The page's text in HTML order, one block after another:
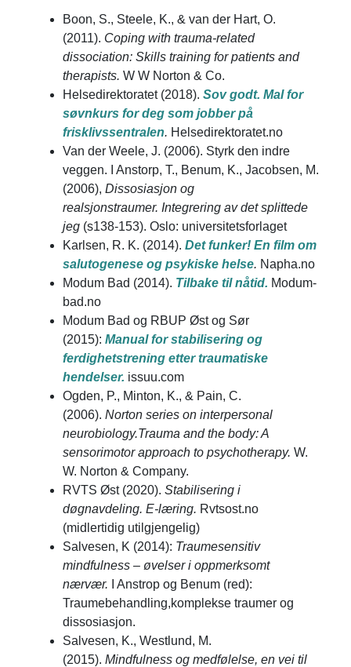
Boon, S., Steele, K., & van der Hart, O.
(2011). Coping with trauma-related
dissociation: Skills training for patients and
therapists. W W Norton & Co.
Helsedirektoratet (2018). Sov godt. Mal for
søvnkurs for deg som jobber på
frisklivssentralen. Helsedirektoratet.no
Van der Weele, J. (2006). Styrk den indre
veggen. I Anstorp, T., Benum, K., Jacobsen, M.
(2006), Dissosiasjon og
realsjonstraumer. Integrering av det splittede
jeg (s138-153). Oslo: universitetsforlaget
Karlsen, R. K. (2014). Det funker! En film om
salutogenese og psykiske helse. Napha.no
Modum Bad (2014). Tilbake til nåtid. Modum-
bad.no
Modum Bad og RBUP Øst og Sør
(2015): Manual for stabilisering og
ferdighetstrening etter traumatiske
hendelser. issuu.com
Ogden, P., Minton, K., & Pain, C.
(2006). Norton series on interpersonal
neurobiology.Trauma and the body: A
sensorimotor approach to psychotherapy. W.
W. Norton & Company.
RVTS Øst (2020). Stabilisering i
døgnavdeling. E-læring. Rvtsost.no
(midlertidig utilgjengelig)
Salvesen, K (2014): Traumesensitiv
mindfulness – øvelser i oppmerksomt
nærvær. I Anstrop og Benum (red):
Traumebehandling,komplekse traumer og
dissosiasjon.
Salvesen, K., Westlund, M.
(2015). Mindfulness og medfølelse, en vei til